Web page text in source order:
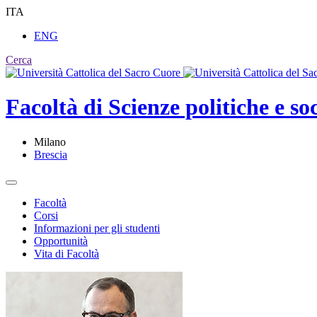
ITA
ENG
Cerca
Facoltà di Scienze politiche e
Milano
Brescia
Facoltà
Corsi
Informazioni per gli studenti
Opportunità
Vita di Facoltà